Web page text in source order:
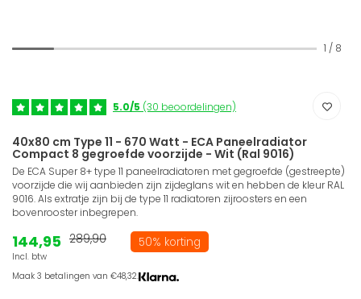
1 / 8
5.0/5 (30 beoordelingen)
40x80 cm Type 11 - 670 Watt - ECA Paneelradiator
Compact 8 gegroefde voorzijde - Wit (Ral 9016)
De ECA Super 8+ type 11 paneelradiatoren met gegroefde (gestreepte)
voorzijde die wij aanbieden zijn zijdeglans wit en hebben de kleur RAL
9016. Als extratje zijn bij de type 11 radiatoren zijroosters en een
bovenrooster inbegrepen.
144,95
Incl. btw
289,90 50% korting
Maak 3 betalingen van €48,32.